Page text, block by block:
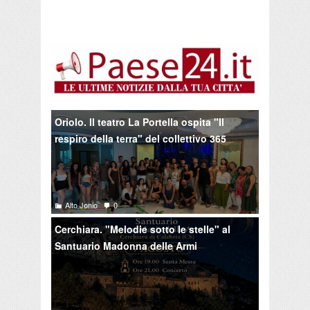
Oriolo. Il teatro La Portella ospita "Il
respiro della terra" del collettivo 365
Alto Jonio 0
Cerchiara. "Melodie sotto le stelle" al
Santuario Madonna delle Armi